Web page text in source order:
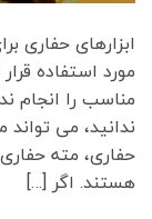
ابزارهای حفاری
مورد استفاده
مناسب را انجام
ندانید، می
حفاری، مته
هستند. اگر […]